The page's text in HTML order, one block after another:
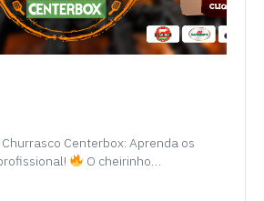
Churrasco Centerbox: Aprenda os
O cheirinho…